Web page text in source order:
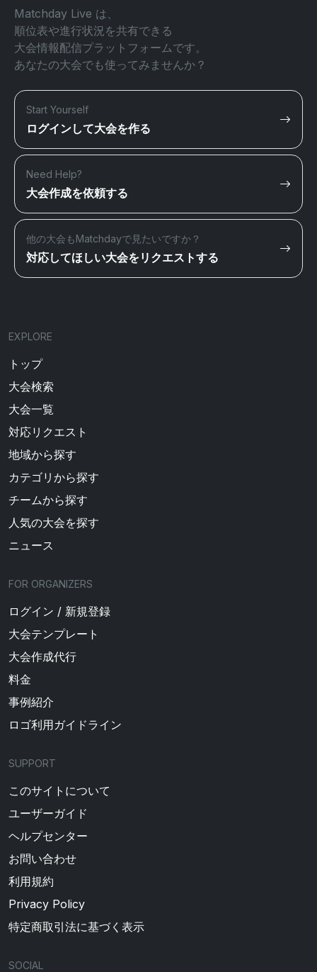
Matchday Live は、
順位表や進行状況を共有できる
大会情報配信プラットフォームです。
あなたの大会でも使ってみませんか？
Start Yourself
ログインして大会を作る
Need Help?
大会作成を依頼する
他の大会もMatchdayで見たいですか？
対応してほしい大会をリクエストする
EXPLORE
トップ
大会検索
大会一覧
対応リクエスト
地域から探す
カテゴリから探す
チームから探す
人気の大会を探す
ニュース
FOR ORGANIZERS
ログイン / 新規登録
大会テンプレート
大会作成代行
料金
事例紹介
ロゴ利用ガイドライン
SUPPORT
このサイトについて
ユーザーガイド
ヘルプセンター
お問い合わせ
利用規約
Privacy Policy
特定商取引法に基づく表示
SOCIAL